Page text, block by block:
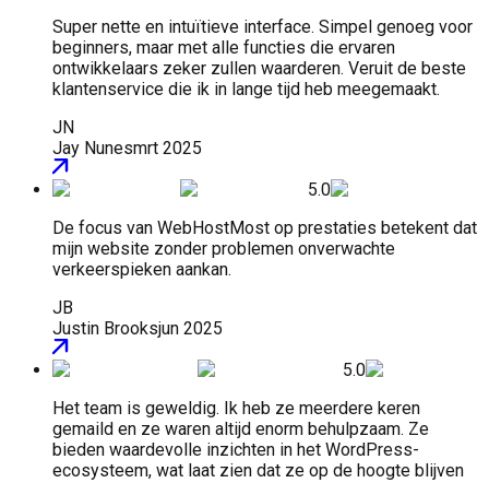
Super nette en intuïtieve interface. Simpel genoeg voor
beginners, maar met alle functies die ervaren
ontwikkelaars zeker zullen waarderen. Veruit de beste
klantenservice die ik in lange tijd heb meegemaakt.
JN
Jay Nunesmrt 2025
5.0
De focus van WebHostMost op prestaties betekent dat
mijn website zonder problemen onverwachte
verkeerspieken aankan.
JB
Justin Brooksjun 2025
5.0
Het team is geweldig. Ik heb ze meerdere keren
gemaild en ze waren altijd enorm behulpzaam. Ze
bieden waardevolle inzichten in het WordPress-
ecosysteem, wat laat zien dat ze op de hoogte blijven